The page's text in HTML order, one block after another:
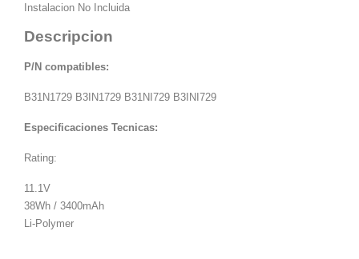
Instalacion No Incluida
Descripcion
P/N compatibles:
B31N1729 B3IN1729 B31NI729 B3INI729
Especificaciones Tecnicas:
Rating:
11.1V
38Wh / 3400mAh
Li-Polymer